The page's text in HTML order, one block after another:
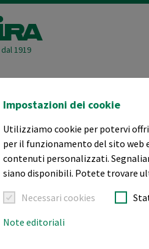
Impostazioni dei cookie
Utilizziamo cookie per potervi
per il funzionamento del sito web
contenuti personalizzati.
siano disponibili. Potete trovare
Necessari cookies
Note editoriali
1919
Materiali da ricamo
RICAMO ACCESSORI PER
per ricamo